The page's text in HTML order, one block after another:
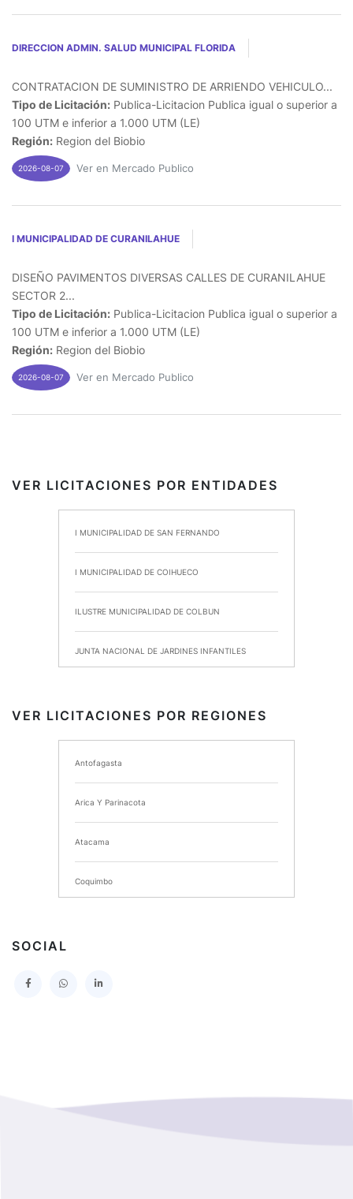
DIRECCION ADMIN. SALUD MUNICIPAL FLORIDA
CONTRATACION DE SUMINISTRO DE ARRIENDO VEHICULO...
Tipo de Licitación: Publica-Licitacion Publica igual o superior a
100 UTM e inferior a 1.000 UTM (LE)
Región: Region del Biobio
2026-08-07 Ver en Mercado Publico
I MUNICIPALIDAD DE CURANILAHUE
DISEÑO PAVIMENTOS DIVERSAS CALLES DE CURANILAHUE
SECTOR 2...
Tipo de Licitación: Publica-Licitacion Publica igual o superior a
100 UTM e inferior a 1.000 UTM (LE)
Región: Region del Biobio
2026-08-07 Ver en Mercado Publico
VER LICITACIONES POR ENTIDADES
I MUNICIPALIDAD DE SAN FERNANDO
I MUNICIPALIDAD DE COIHUECO
ILUSTRE MUNICIPALIDAD DE COLBUN
JUNTA NACIONAL DE JARDINES INFANTILES
I MUNICIPALIDAD DE CHIMBARONGO
INSTITUTO NACIONAL DE DEPORTES DE CHILE
SERVICIO DE SALUD DEL MAULE HOSPITAL DE
TALCA
I MUNICIPALIDAD DE PROVIDENCIA
SERVICIO DE SALUD TALCAHUANO HOSPITAL DE
GOBERNACION PROVINCIAL DE TALCA
VER LICITACIONES POR REGIONES
Antofagasta
Arica Y Parinacota
Atacama
Coquimbo
SOCIAL